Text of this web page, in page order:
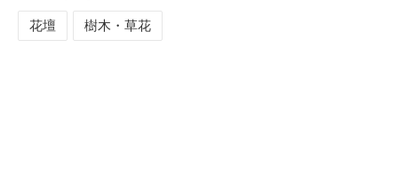
花壇 樹木・草花